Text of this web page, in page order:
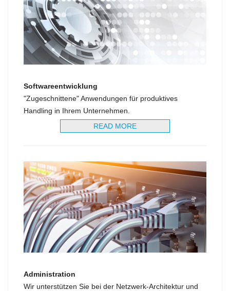
Softwareentwicklung
"Zugeschnittene" Anwendungen für produktives
Handling in Ihrem Unternehmen.
READ MORE
Administration
Wir unterstützen Sie bei der Netzwerk-Architektur und